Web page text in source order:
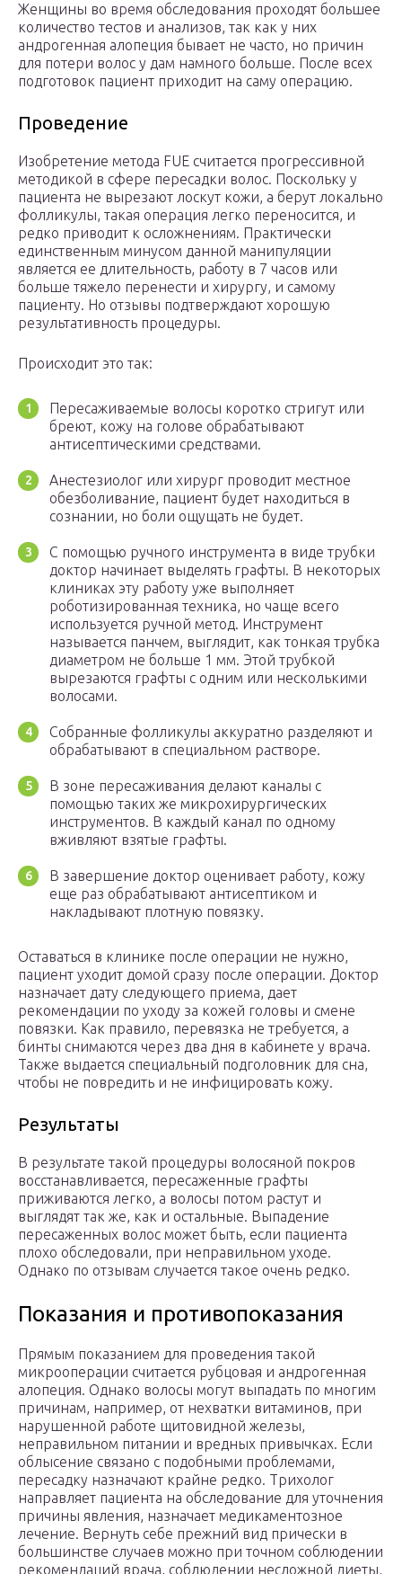
Женщины во время обследования проходят большее
количество тестов и анализов, так как у них
андрогенная алопеция бывает не часто, но причин
для потери волос у дам намного больше. После всех
подготовок пациент приходит на саму операцию.
Проведение
Изобретение метода FUE считается прогрессивной
методикой в сфере пересадки волос. Поскольку у
пациента не вырезают лоскут кожи, а берут локально
фолликулы, такая операция легко переносится, и
редко приводит к осложнениям. Практически
единственным минусом данной манипуляции
является ее длительность, работу в 7 часов или
больше тяжело перенести и хирургу, и самому
пациенту. Но отзывы подтверждают хорошую
результативность процедуры.
Происходит это так:
Пересаживаемые волосы коротко стригут или
бреют, кожу на голове обрабатывают
антисептическими средствами.
Анестезиолог или хирург проводит местное
обезболивание, пациент будет находиться в
сознании, но боли ощущать не будет.
С помощью ручного инструмента в виде трубки
доктор начинает выделять графты. В некоторых
клиниках эту работу уже выполняет
роботизированная техника, но чаще всего
используется ручной метод. Инструмент
называется панчем, выглядит, как тонкая трубка
диаметром не больше 1 мм. Этой трубкой
вырезаются графты с одним или несколькими
волосами.
Собранные фолликулы аккуратно разделяют и
обрабатывают в специальном растворе.
В зоне пересаживания делают каналы с
помощью таких же микрохирургических
инструментов. В каждый канал по одному
вживляют взятые графты.
В завершение доктор оценивает работу, кожу
еще раз обрабатывают антисептиком и
накладывают плотную повязку.
Оставаться в клинике после операции не нужно,
пациент уходит домой сразу после операции. Доктор
назначает дату следующего приема, дает
рекомендации по уходу за кожей головы и смене
повязки. Как правило, перевязка не требуется, а
бинты снимаются через два дня в кабинете у врача.
Также выдается специальный подголовник для сна,
чтобы не повредить и не инфицировать кожу.
Результаты
В результате такой процедуры волосяной покров
восстанавливается, пересаженные графты
приживаются легко, а волосы потом растут и
выглядят так же, как и остальные. Выпадение
пересаженных волос может быть, если пациента
плохо обследовали, при неправильном уходе.
Однако по отзывам случается такое очень редко.
Показания и противопоказания
Прямым показанием для проведения такой
микрооперации считается рубцовая и андрогенная
алопеция. Однако волосы могут выпадать по многим
причинам, например, от нехватки витаминов, при
нарушенной работе щитовидной железы,
неправильном питании и вредных привычках. Если
облысение связано с подобными проблемами,
пересадку назначают крайне редко. Трихолог
направляет пациента на обследование для уточнения
причины явления, назначает медикаментозное
лечение. Вернуть себе прежний вид прически в
большинстве случаев можно при точном соблюдении
рекомендаций врача, соблюдении несложной диеты,